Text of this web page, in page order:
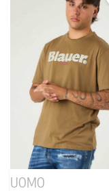
UOMO